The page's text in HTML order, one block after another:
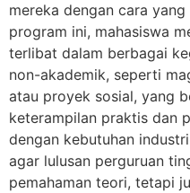
mereka dengan cara
program ini, mahasiswa
terlibat dalam berbagai
non-akademik, seperti
atau proyek sosial, yang
keterampilan praktis dan
dengan kebutuhan
agar lulusan perguruan
pemahaman teori, tetapi